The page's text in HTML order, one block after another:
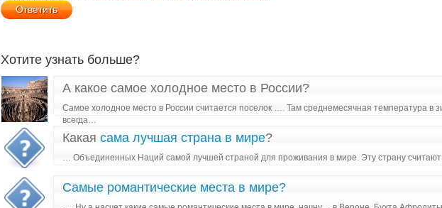
Хотите узнать больше?
А какое самое холодное место в России?
Самое холодное место в России считается поселок …. Там среднемесячная температура в
всегда…
Какая сама лучшая страна в мире?
… Объединенных Наций самой лучшей страной для проживания в мире. Эту страну
Самые романтические места в мире?